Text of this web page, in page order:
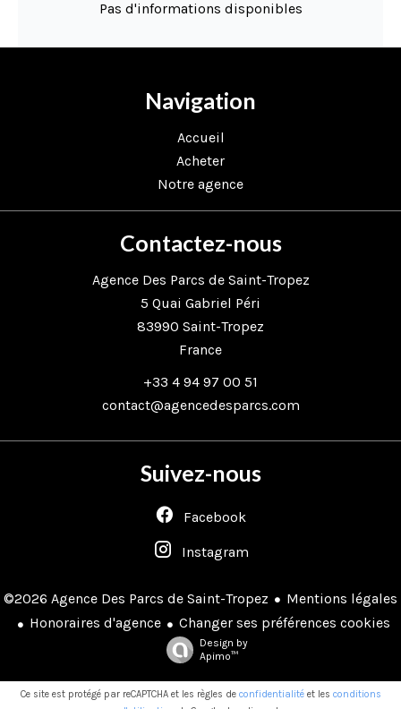
Pas d'informations disponibles
Navigation
Accueil
Acheter
Notre agence
Contactez-nous
Agence Des Parcs de Saint-Tropez
5 Quai Gabriel Péri
83990 Saint-Tropez
France
+33 4 94 97 00 51
contact@agencedesparcs.com
Suivez-nous
Facebook
Instagram
©2026 Agence Des Parcs de Saint-Tropez
Mentions légales
Honoraires d'agence
Changer ses préférences cookies
Design by
Apimo™
Ce site est protégé par reCAPTCHA et les règles de confidentialitéet les conditions